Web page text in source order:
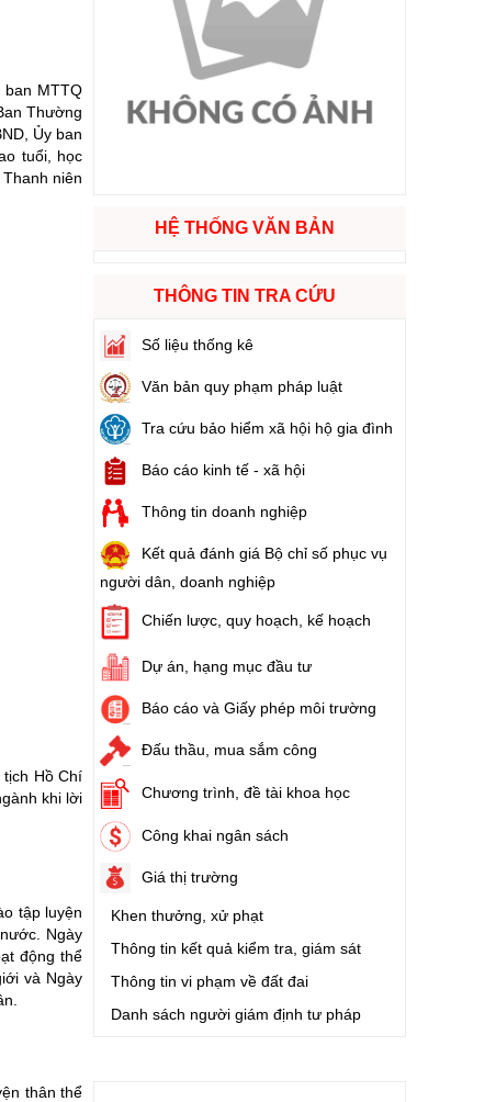
cuộc sống
XVI và đại biểu Hội đồng nhân dân các cấp nhiệm kỳ 2026 - 2031
hàng Việt Nam
ban MTTQ
Thường
Ủy ban
tuổi, học
niên
tịch Hồ Chí
khi lời
tập luyện
Ngày
động thể
và Ngày
thân thể
HỆ THỐNG VĂN BẢN
THÔNG TIN TRA CỨU
Số liệu thống kê
Văn bản quy phạm pháp luật
Tra cứu bảo hiểm xã hội hộ gia đình
Báo cáo kinh tế - xã hội
Thông tin doanh nghiệp
Kết quả đánh giá Bộ chỉ số phục vụ
người dân, doanh nghiệp
Chiến lược, quy hoạch, kế hoạch
Dự án, hạng mục đầu tư
Báo cáo và Giấy phép môi trường
Đấu thầu, mua sắm công
Chương trình, đề tài khoa học
Công khai ngân sách
Giá thị trường
Khen thưởng, xử phạt
Thông tin kết quả kiểm tra, giám sát
Thông tin vi phạm về đất đai
Danh sách người giám định tư pháp